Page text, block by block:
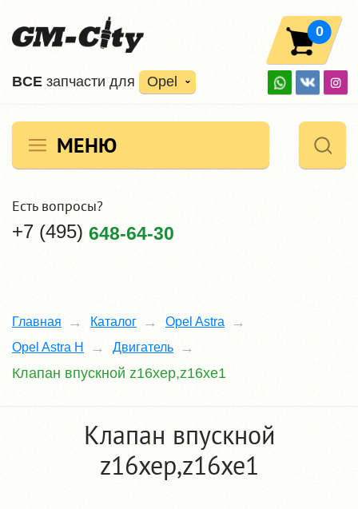
ВCE запчасти для Opel
0
МЕНЮ
Есть вопросы?
+7 (495) 648-64-30
Главная Каталог
Opel Astra
Opel Astra H
Двигатель
Клапан впускной z16xep,z16xe1
Клапан впускной
z16xep,z16xe1